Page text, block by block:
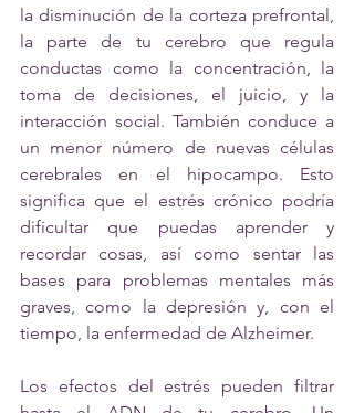
la disminución de la corteza prefrontal,
la parte de tu cerebro que regula
conductas como la concentración, la
toma de decisiones, el juicio, y la
interacción social. También conduce a
un menor número de nuevas células
cerebrales en el hipocampo. Esto
significa que el estrés crónico podría
dificultar que puedas aprender y
recordar cosas, así como sentar las
bases para problemas mentales más
graves, como la depresión y, con el
tiempo, la enfermedad de Alzheimer.
Los efectos del estrés pueden filtrar